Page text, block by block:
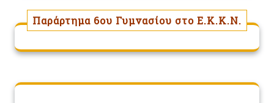
Παράρτημα 6ου Γυμνασίου στο Ε.Κ.Κ.Ν.